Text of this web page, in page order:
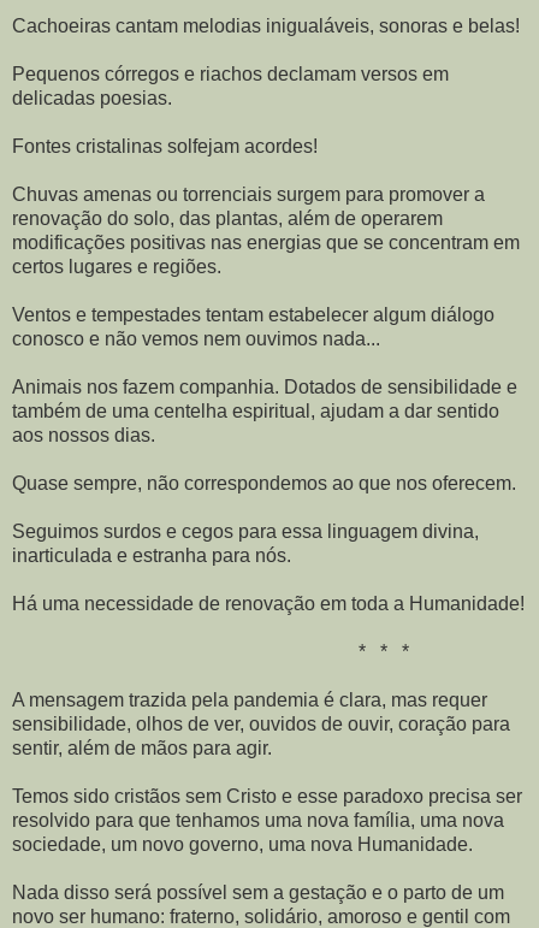
Cachoeiras cantam melodias inigualáveis, sonoras e belas!
Pequenos córregos e riachos declamam versos em
delicadas poesias.
Fontes cristalinas solfejam acordes!
Chuvas amenas ou torrenciais surgem para promover a
renovação do solo, das plantas, além de operarem
modificações positivas nas energias que se concentram em
certos lugares e regiões.
Ventos e tempestades tentam estabelecer algum diálogo
conosco e não vemos nem ouvimos nada...
Animais nos fazem companhia. Dotados de sensibilidade e
também de uma centelha espiritual, ajudam a dar sentido
aos nossos dias.
Quase sempre, não correspondemos ao que nos oferecem.
Seguimos surdos e cegos para essa linguagem divina,
inarticulada e estranha para nós.
Há uma necessidade de renovação em toda a Humanidade!
* * *
A mensagem trazida pela pandemia é clara, mas requer
sensibilidade, olhos de ver, ouvidos de ouvir, coração para
sentir, além de mãos para agir.
Temos sido cristãos sem Cristo e esse paradoxo precisa ser
resolvido para que tenhamos uma nova família, uma nova
sociedade, um novo governo, uma nova Humanidade.
Nada disso será possível sem a gestação e o parto de um
novo ser humano: fraterno, solidário, amoroso e gentil com